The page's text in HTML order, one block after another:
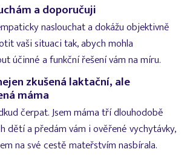
a doporučuji
naslouchat a dokážu objektivně
vaši situaci tak, abych mohla
účinné a funkční řešení vám na míru.
zkušená laktační, ale
máma
čerpat. Jsem máma tří dlouhodobě
dětí a předám vám i ověřené vychytávky,
na své cestě mateřstvím nasbírala.